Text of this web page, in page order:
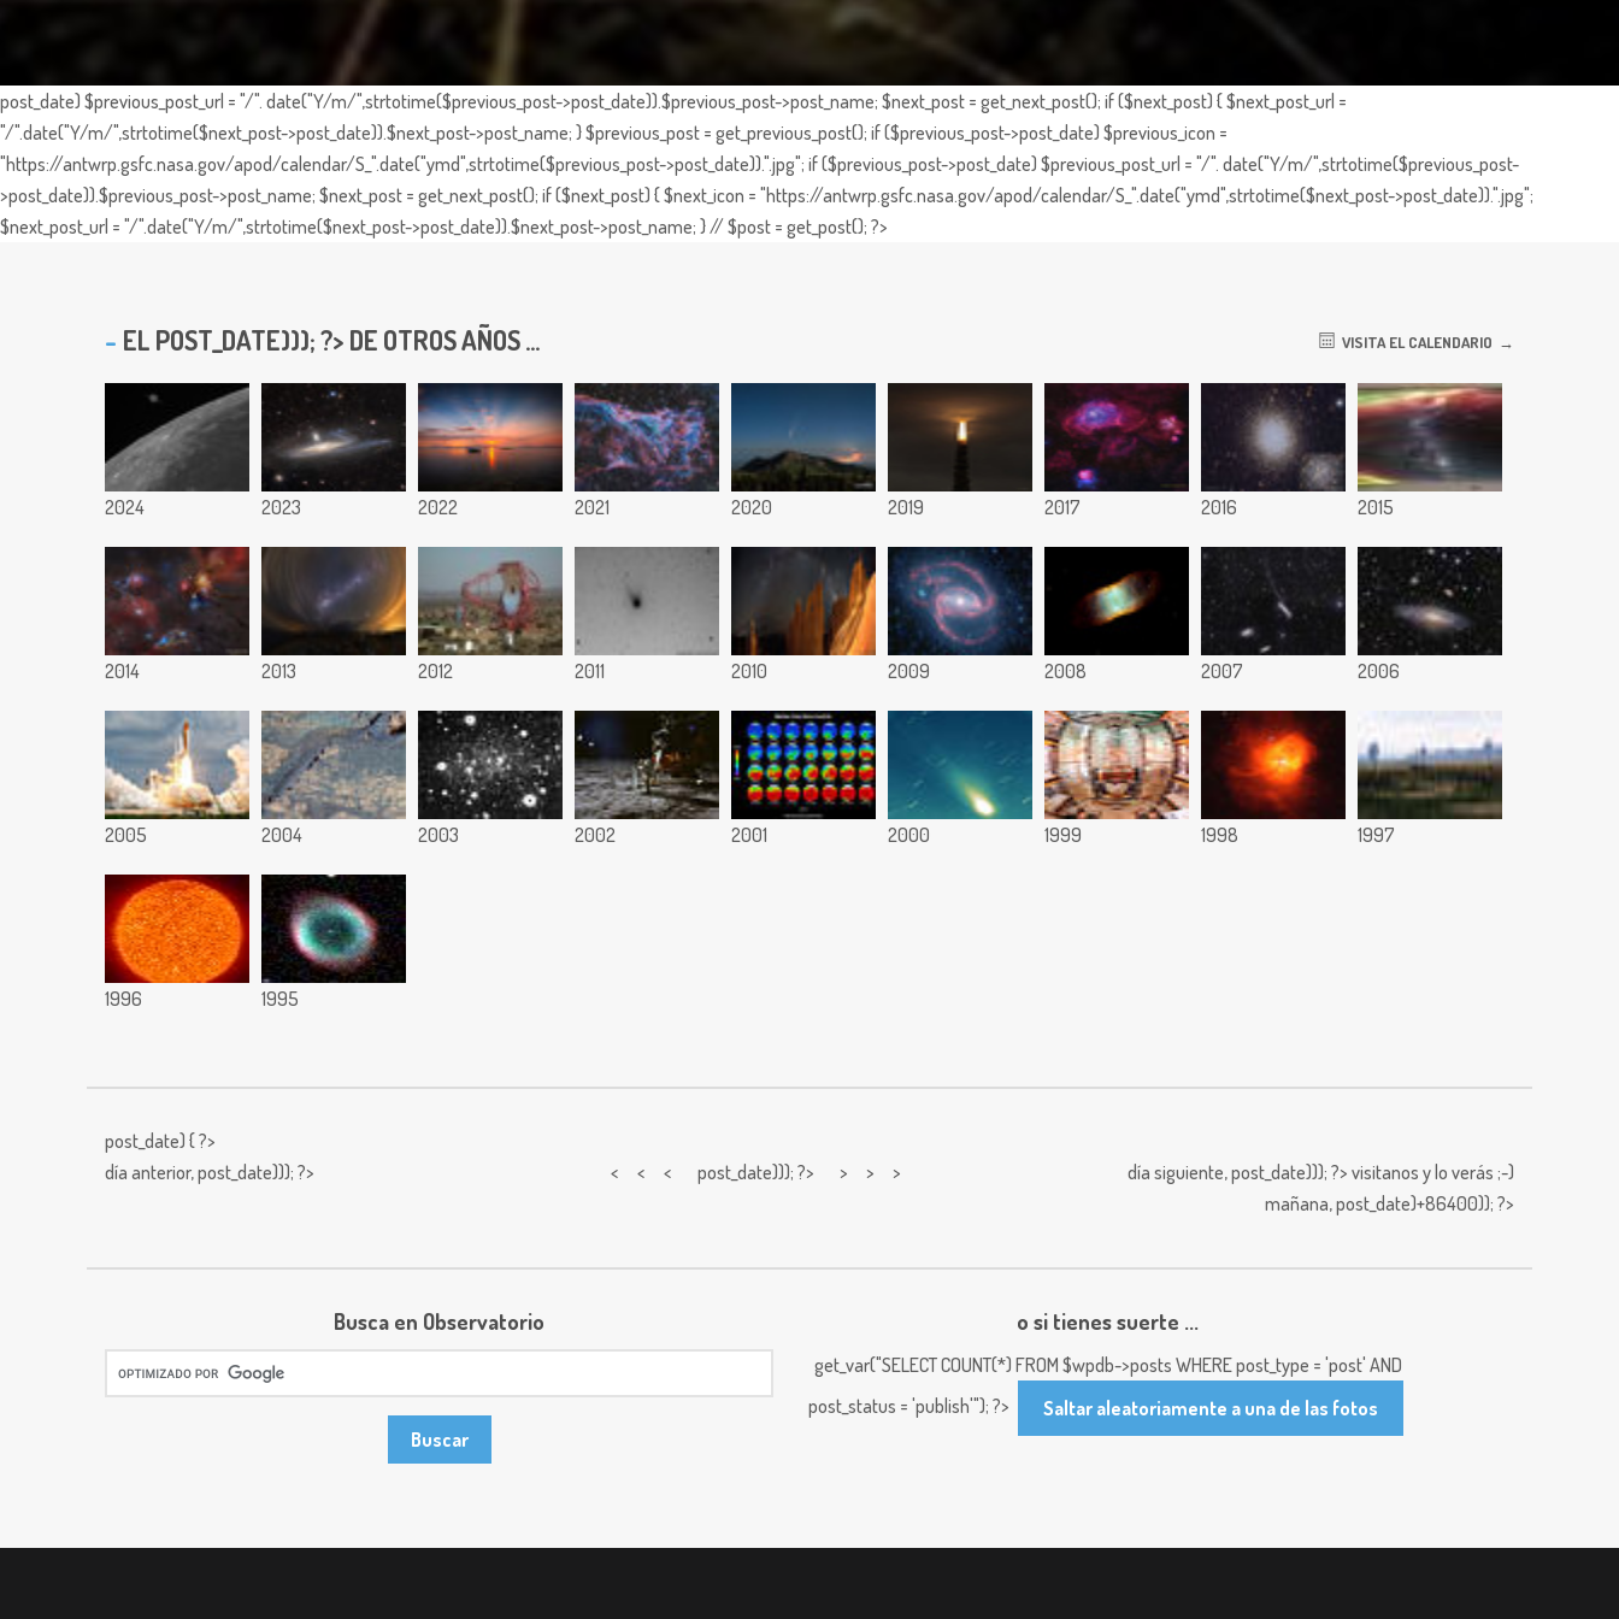
post_date) $previous_post_url = "/". date("Y/m/",strtotime($previous_post->post_date)).$previous_post->post_name; $next_post = get_next_post(); if ($next_post) { $next_post_url =
"/".date("Y/m/",strtotime($next_post->post_date)).$next_post->post_name; } $previous_post = get_previous_post(); if ($previous_post->post_date) $previous_icon =
"https://antwrp.gsfc.nasa.gov/apod/calendar/S_".date("ymd",strtotime($previous_post->post_date)).".jpg"; if ($previous_post->post_date) $previous_post_url = "/". date("Y/m/",strtotime($previous_post-
>post_date)).$previous_post->post_name; $next_post = get_next_post(); if ($next_post) { $next_icon = "https://antwrp.gsfc.nasa.gov/apod/calendar/S_".date("ymd",strtotime($next_post->post_date)).".jpg";
$next_post_url = "/".date("Y/m/",strtotime($next_post->post_date)).$next_post->post_name; } // $post = get_post(); ?>
EL POST_DATE))); ?> DE OTROS AÑOS ... VISITA EL CALENDARIO
2024 2023 2022 2021 2020 2019 2017 2016 2015
2014 2013 2012 2011 2010 2009 2008 2007 2006
2005 2004 2003 2002 2001 2000 1999 1998 1997
1996 1995
post_date) { ?>
día anterior,post_date))); ?> < < < post_date))); ?> > > > día siguiente,post_date))); ?> visitanos y lo verás ;-)
mañana,post_date)+86400)); ?>
Busca en Observatorio o si tienes suerte ...
get_var("SELECT COUNT(*) FROM $wpdb->posts WHERE post_type = 'post' AND
post_status = 'publish'"); ?>
Saltar aleatoriamente a una de las fotos